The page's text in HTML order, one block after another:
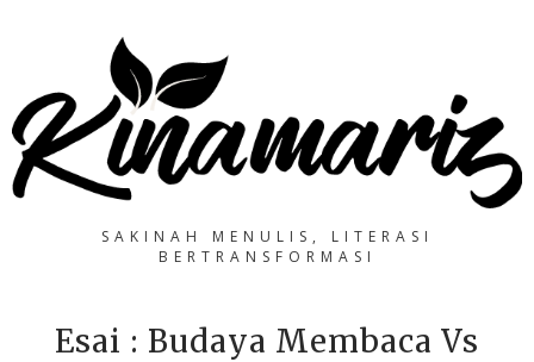
SAKINAH MENULIS, LITERASI
BERTRANSFORMASI
Esai : Budaya Membaca Vs